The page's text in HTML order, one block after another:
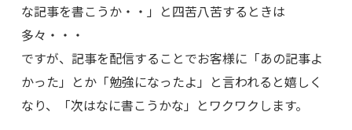
な記事を書こうか・・」と四苦八苦するときは
多々・・・
ですが、記事を配信することでお客様に「あの記事よ
かった」とか「勉強になったよ」と言われると嬉しく
なり、「次はなに書こうかな」とワクワクします。